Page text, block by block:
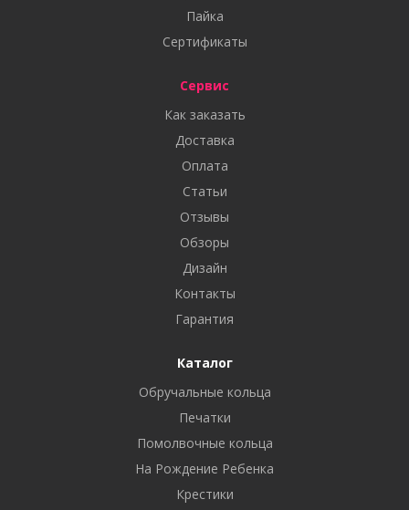
Пайка
Сертификаты
Сервис
Как заказать
Доставка
Оплата
Статьи
Отзывы
Обзоры
Дизайн
Контакты
Гарантия
Каталог
Обручальные кольца
Печатки
Помолвочные кольца
На Рождение Ребенка
Крестики